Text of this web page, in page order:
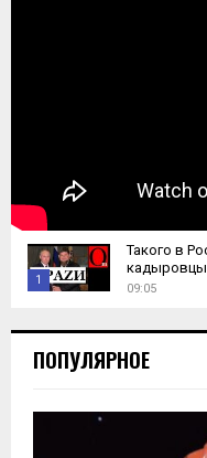
1
h
u
Такого в
09:05
ПОПУЛЯРНОЕ